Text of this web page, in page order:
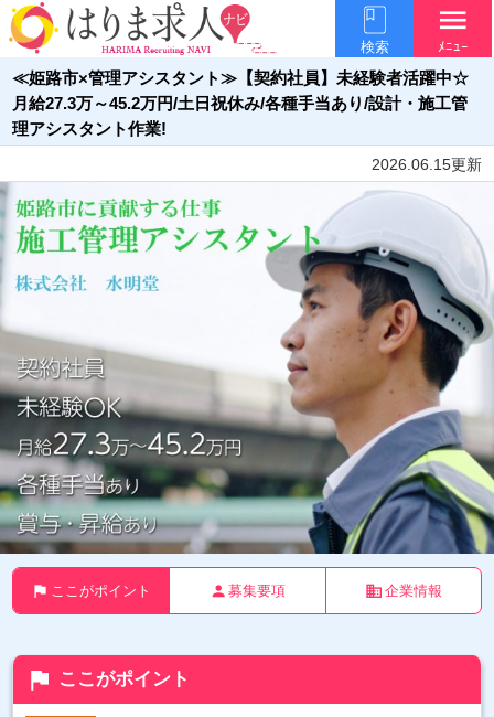
検索
menu
ﾒﾆｭｰ
≪姫路市×管理アシスタント≫【契約社員】未経験者活躍中☆
月給27.3万～45.2万円/土日祝休み/各種手当あり/設計・施工管
理アシスタント作業!
2026.06.15更新
flag ここがポイント person 募集要項 business 企業情報
flag ここがポイント